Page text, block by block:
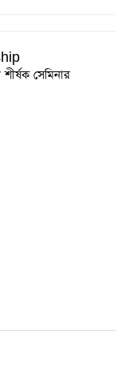
সেমিনার